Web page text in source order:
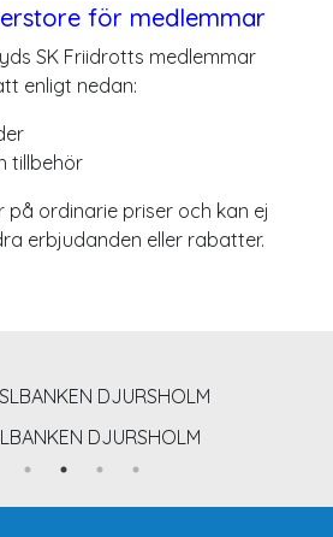
för medlemmar
SK Friidrotts medlemmar
enligt nedan:
tillbehör
ordinarie priser och kan ej
erbjudanden eller rabatter.
DJURSHOLM